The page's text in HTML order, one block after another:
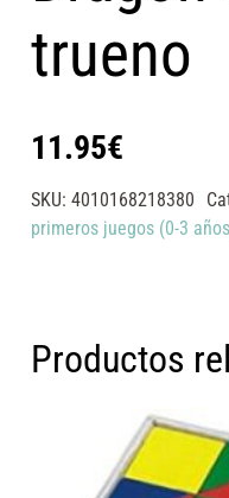
trueno
11.95€
SKU:4010168218380
primeros juegos (0-3
Productos